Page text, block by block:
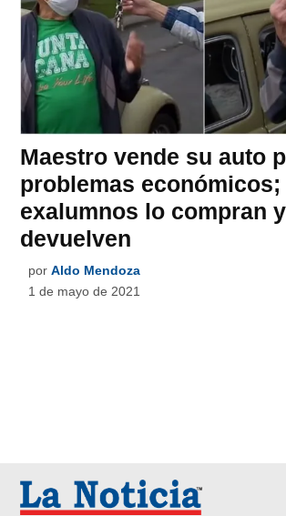
Maestro vende su auto
problemas económicos;
exalumnos lo compran
devuelven
por Aldo Mendoza
1 de mayo de 2021